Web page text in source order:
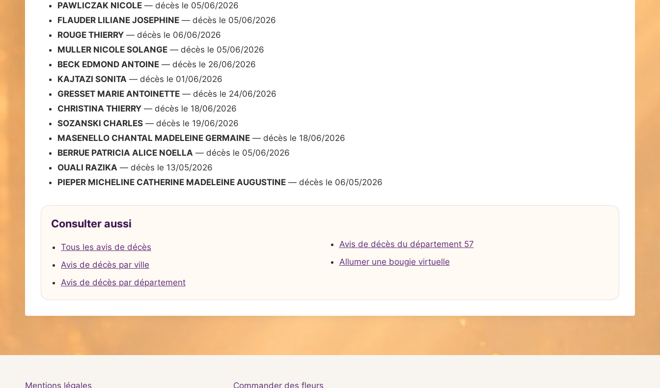
PAWLICZAK NICOLE — décès le 05/06/2026
FLAUDER LILIANE JOSEPHINE — décès le 05/06/2026
ROUGE THIERRY — décès le 06/06/2026
MULLER NICOLE SOLANGE — décès le 05/06/2026
BECK EDMOND ANTOINE — décès le 26/06/2026
KAJTAZI SONITA — décès le 01/06/2026
GRESSET MARIE ANTOINETTE — décès le 24/06/2026
CHRISTINA THIERRY — décès le 18/06/2026
SOZANSKI CHARLES — décès le 19/06/2026
MASENELLO CHANTAL MADELEINE GERMAINE — décès le 18/06/2026
BERRUE PATRICIA ALICE NOELLA — décès le 05/06/2026
OUALI RAZIKA — décès le 13/05/2026
PIEPER MICHELINE CATHERINE MADELEINE AUGUSTINE — décès le 06/05/2026
Consulter aussi
Tous les avis de décès
Avis de décès par ville
Avis de décès par département
Avis de décès du département 57
Allumer une bougie virtuelle
Mentions légales Commander des fleurs